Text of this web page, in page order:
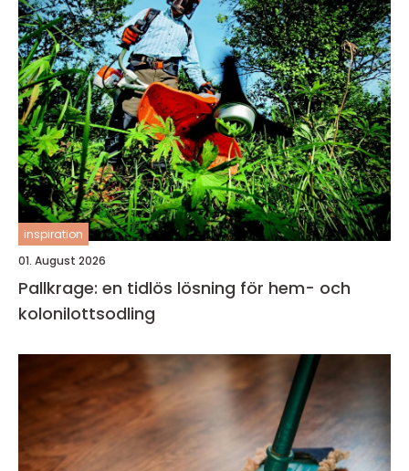
inspiration
01. August 2026
Pallkrage: en tidlös lösning för hem- och
kolonilottsodling